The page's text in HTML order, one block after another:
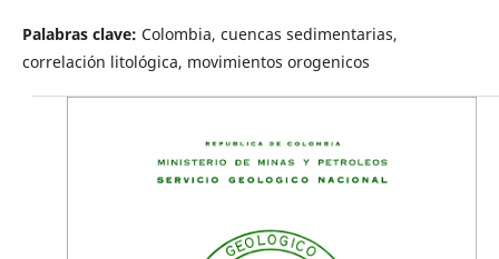
Palabras clave: Colombia, cuencas sedimentarias,
correlación litológica, movimientos orogenicos